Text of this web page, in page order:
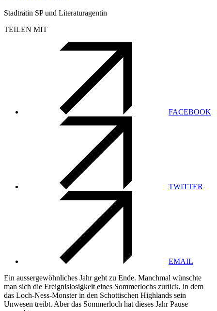
Stadträtin SP und Literaturagentin
TEILEN MIT
FACEBOOK
TWITTER
EMAIL
Ein aussergewöhnliches Jahr geht zu Ende. Manchmal wünschte
man sich die Ereignislosigkeit eines Sommerlochs zurück, in dem
das Loch-Ness-Monster in den Schottischen Highlands sein
Unwesen treibt. Aber das Sommerloch hat dieses Jahr Pause